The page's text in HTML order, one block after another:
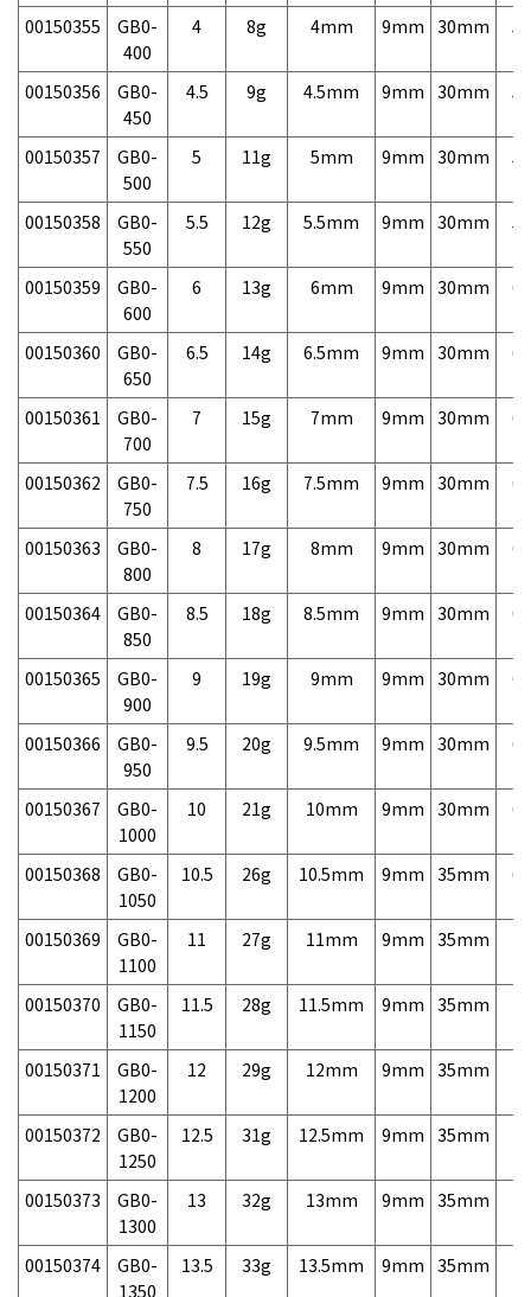
00150355
GB0-
400
4 8g 4mm 9mm 30mm
00150356
GB0-
450
4.5 9g 4.5mm 9mm 30mm
00150357
GB0-
500
5 11g 5mm 9mm 30mm
00150358
GB0-
550
5.5 12g 5.5mm 9mm 30mm
00150359
GB0-
600
6 13g 6mm 9mm 30mm
00150360
GB0-
650
6.5 14g 6.5mm 9mm 30mm
00150361
GB0-
700
7 15g 7mm 9mm 30mm
00150362
GB0-
750
7.5 16g 7.5mm 9mm 30mm
00150363
GB0-
800
8 17g 8mm 9mm 30mm
00150364
GB0-
850
8.5 18g 8.5mm 9mm 30mm
00150365
GB0-
900
9 19g 9mm 9mm 30mm
00150366
GB0-
950
9.5 20g 9.5mm 9mm 30mm
00150367
GB0-
1000
10 21g 10mm 9mm 30mm
00150368
GB0-
1050
10.5 26g 10.5mm 9mm 35mm
00150369
GB0-
1100
11 27g 11mm 9mm 35mm
00150370
GB0-
1150
11.5 28g 11.5mm 9mm 35mm
00150371
GB0-
1200
12 29g 12mm 9mm 35mm
00150372
GB0-
1250
12.5 31g 12.5mm 9mm 35mm
00150373
GB0-
1300
13 32g 13mm 9mm 35mm
00150374
GB0-
1350
13.5 33g 13.5mm 9mm 35mm